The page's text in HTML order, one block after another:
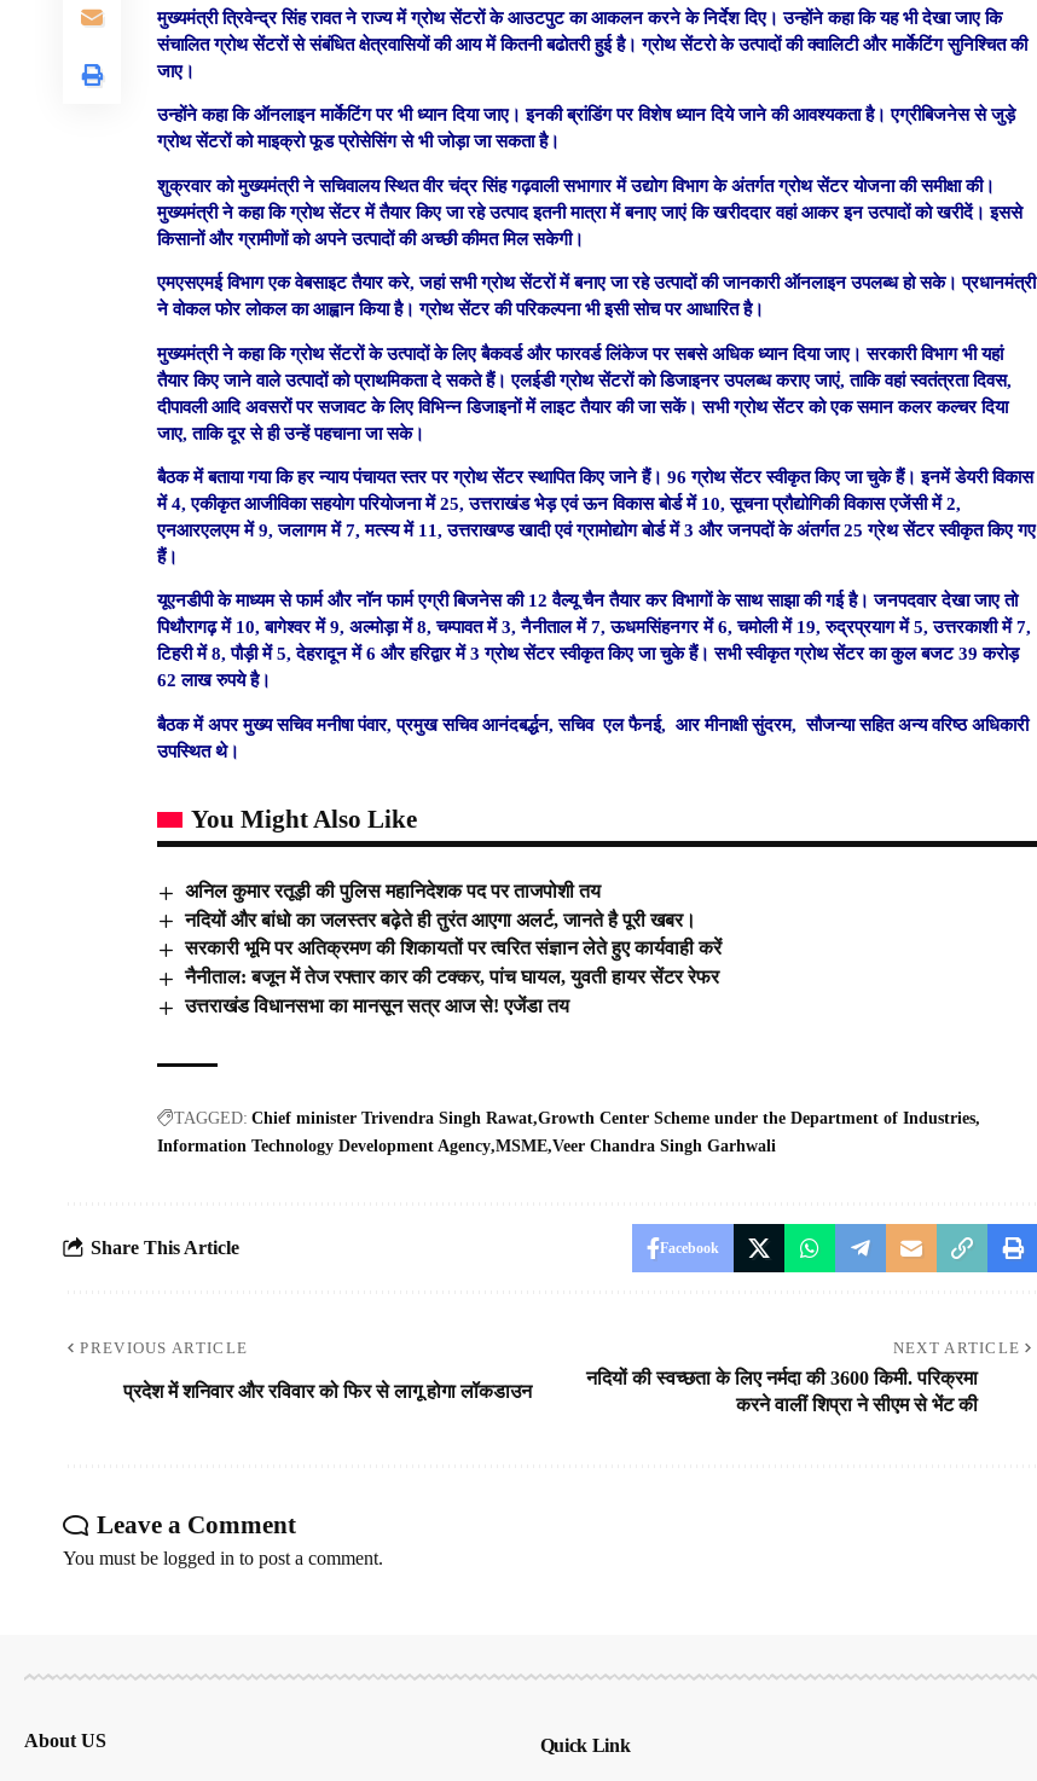
मुख्यमंत्री त्रिवेन्द्र सिंह रावत ने राज्य में ग्रोथ सेंटरों के आउटपुट का आकलन करने के निर्देश दिए। उन्होंने कहा कि यह भी देखा जाए कि
संचालित ग्रोथ सेंटरों से संबंधित क्षेत्रवासियों की आय में कितनी बढोतरी हुई है। ग्रोथ सेंटरो के उत्पादों की क्वालिटी और मार्केटिंग सुनिश्चित की
जाए।
उन्होंने कहा कि ऑनलाइन मार्केटिंग पर भी ध्यान दिया जाए। इनकी ब्रांडिंग पर विशेष ध्यान दिये जाने की आवश्यकता है। एग्रीबिजनेस से जुड़े
ग्रोथ सेंटरों को माइक्रो फूड प्रोसेसिंग से भी जोड़ा जा सकता है।
शुक्रवार को मुख्यमंत्री ने सचिवालय स्थित वीर चंद्र सिंह गढ़वाली सभागार में उद्योग विभाग के अंतर्गत ग्रोथ सेंटर योजना की समीक्षा की।
मुख्यमंत्री ने कहा कि ग्रोथ सेंटर में तैयार किए जा रहे उत्पाद इतनी मात्रा में बनाए जाएं कि खरीददार वहां आकर इन उत्पादों को खरीदें। इससे
किसानों और ग्रामीणों को अपने उत्पादों की अच्छी कीमत मिल सकेगी।
एमएसएमई विभाग एक वेबसाइट तैयार करे, जहां सभी ग्रोथ सेंटरों में बनाए जा रहे उत्पादों की जानकारी ऑनलाइन उपलब्ध हो सके। प्रधानमंत्री
ने वोकल फोर लोकल का आह्वान किया है। ग्रोथ सेंटर की परिकल्पना भी इसी सोच पर आधारित है।
मुख्यमंत्री ने कहा कि ग्रोथ सेंटरों के उत्पादों के लिए बैकवर्ड और फारवर्ड लिंकेज पर सबसे अधिक ध्यान दिया जाए। सरकारी विभाग भी यहां
तैयार किए जाने वाले उत्पादों को प्राथमिकता दे सकते हैं। एलईडी ग्रोथ सेंटरों को डिजाइनर उपलब्ध कराए जाएं, ताकि वहां स्वतंत्रता दिवस,
दीपावली आदि अवसरों पर सजावट के लिए विभिन्न डिजाइनों में लाइट तैयार की जा सकें। सभी ग्रोथ सेंटर को एक समान कलर कल्चर दिया
जाए, ताकि दूर से ही उन्हें पहचाना जा सके।
बैठक में बताया गया कि हर न्याय पंचायत स्तर पर ग्रोथ सेंटर स्थापित किए जाने हैं। 96 ग्रोथ सेंटर स्वीकृत किए जा चुके हैं। इनमें डेयरी विकास
में 4, एकीकृत आजीविका सहयोग परियोजना में 25, उत्तराखंड भेड़ एवं ऊन विकास बोर्ड में 10, सूचना प्रौद्योगिकी विकास एजेंसी में 2,
एनआरएलएम में 9, जलागम में 7, मत्स्य में 11, उत्तराखण्ड खादी एवं ग्रामोद्योग बोर्ड में 3 और जनपदों के अंतर्गत 25 ग्रेथ सेंटर स्वीकृत किए गए
हैं।
यूएनडीपी के माध्यम से फार्म और नॉन फार्म एग्री बिजनेस की 12 वैल्यू चैन तैयार कर विभागों के साथ साझा की गई है। जनपदवार देखा जाए तो
पिथौरागढ़ में 10, बागेश्वर में 9, अल्मोड़ा में 8, चम्पावत में 3, नैनीताल में 7, ऊधमसिंहनगर में 6, चमोली में 19, रुद्रप्रयाग में 5, उत्तरकाशी में 7,
टिहरी में 8, पौड़ी में 5, देहरादून में 6 और हरिद्वार में 3 ग्रोथ सेंटर स्वीकृत किए जा चुके हैं। सभी स्वीकृत ग्रोथ सेंटर का कुल बजट 39 करोड़
62 लाख रुपये है।
बैठक में अपर मुख्य सचिव मनीषा पंवार, प्रमुख सचिव आनंदबर्द्धन, सचिव एल फैनई, आर मीनाक्षी सुंदरम, सौजन्या सहित अन्य वरिष्ठ अधिकारी
उपस्थित थे।
You Might Also Like
अनिल कुमार रतूड़ी की पुलिस महानिदेशक पद पर ताजपोशी तय
नदियों और बांधो का जलस्तर बढ़ेते ही तुरंत आएगा अलर्ट, जानते है पूरी खबर।
सरकारी भूमि पर अतिक्रमण की शिकायतों पर त्वरित संज्ञान लेते हुए कार्यवाही करें
नैनीताल: बजून में तेज रफ्तार कार की टक्कर, पांच घायल, युवती हायर सेंटर रेफर
उत्तराखंड विधानसभा का मानसून सत्र आज से! एजेंडा तय
TAGGED: Chief minister Trivendra Singh Rawat Growth Center Scheme under the Department of Industries
Information Technology Development Agency MSME Veer Chandra Singh Garhwali
Share This Article Facebook
PREVIOUS ARTICLE
प्रदेश में शनिवार और रविवार को फिर से लागू होगा लॉकडाउन
NEXT ARTICLE
नदियों की स्वच्छता के लिए नर्मदा की 3600 किमी. परिक्रमा
करने वालीं शिप्रा ने सीएम से भेंट की
Leave a Comment
You must be logged in to post a comment.
About US Quick Link